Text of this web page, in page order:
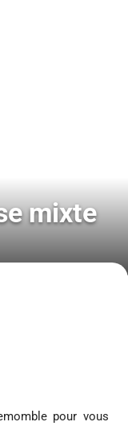
mixte
pour vous